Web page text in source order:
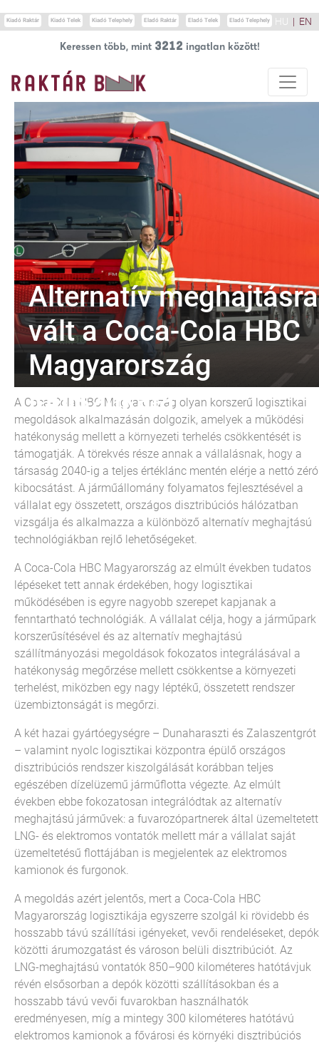
Kiadó Raktár Kiadó Telek Kiadó Telephely Eladó Raktár Eladó Telek Eladó Telephely HU | EN
Keressen több, mint 3212 ingatlan között!
Alternatív meghajtásra
vált a Coca-Cola HBC
Magyarország
logisztikája
A Coca-Cola HBC Magyarország olyan korszerű logisztikai
megoldások alkalmazásán dolgozik, amelyek a működési
hatékonyság mellett a környezeti terhelés csökkentését is
támogatják. A törekvés része annak a vállalásnak, hogy a
társaság 2040-ig a teljes értéklánc mentén elérje a nettó zéró
kibocsátást. A járműállomány folyamatos fejlesztésével a
vállalat egy összetett, országos disztribúciós hálózatban
vizsgálja és alkalmazza a különböző alternatív meghajtású
technológiákban rejlő lehetőségeket.
A Coca-Cola HBC Magyarország az elmúlt években tudatos
lépéseket tett annak érdekében, hogy logisztikai
működésében is egyre nagyobb szerepet kapjanak a
fenntartható technológiák. A vállalat célja, hogy a járműpark
korszerűsítésével és az alternatív meghajtású
szállítmányozási megoldások fokozatos integrálásával a
hatékonyság megőrzése mellett csökkentse a környezeti
terhelést, miközben egy nagy léptékű, összetett rendszer
üzembiztonságát is megőrzi.
A két hazai gyártóegységre – Dunaharaszti és Zalaszentgrót
– valamint nyolc logisztikai központra épülő országos
disztribúciós rendszer kiszolgálását korábban teljes
egészében dízelüzemű járműflotta végezte. Az elmúlt
években ebbe fokozatosan integrálódtak az alternatív
meghajtású járművek: a fuvarozópartnerek által üzemeltetett
LNG- és elektromos vontatók mellett már a vállalat saját
üzemeltetésű flottájában is megjelentek az elektromos
kamionok és furgonok.
A megoldás azért jelentős, mert a Coca-Cola HBC
Magyarország logisztikája egyszerre szolgál ki rövidebb és
hosszabb távú szállítási igényeket, vevői rendeléseket, depók
közötti árumozgatást és városon belüli disztribúciót. Az
LNG-meghajtású vontatók 850–900 kilométeres hatótávjuk
révén elsősorban a depók közötti szállításokban és a
hosszabb távú vevői fuvarokban használhatók
eredményesen, míg a mintegy 300 kilométeres hatótávú
elektromos kamionok a fővárosi és környéki disztribúciós